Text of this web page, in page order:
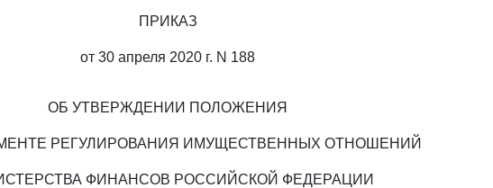
ПРИКАЗ
от 30 апреля 2020 г. N 188
ОБ УТВЕРЖДЕНИИ ПОЛОЖЕНИЯ
РЕГУЛИРОВАНИЯ ИМУЩЕСТВЕННЫХ ОТНОШЕНИЙ
ФИНАНСОВ РОССИЙСКОЙ ФЕДЕРАЦИИ